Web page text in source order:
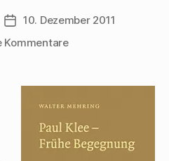
Beitragsdatum
10. Dezember 2011
Kommentarezu
sortiert
Mehrings
über
Paul